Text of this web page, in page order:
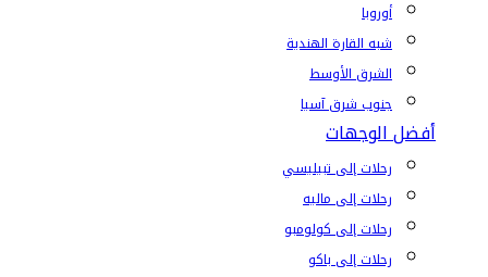
أوروبا
شبه القارة الهندية
الشرق الأوسط
جنوب شرق آسيا
أفضل الوجهات
رحلات إلى تبيليسي
رحلات إلى ماليه
رحلات إلى كولومبو
رحلات إلى باكو